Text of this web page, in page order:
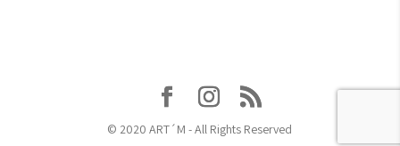
© 2020 ART´M - All Rights Reserved